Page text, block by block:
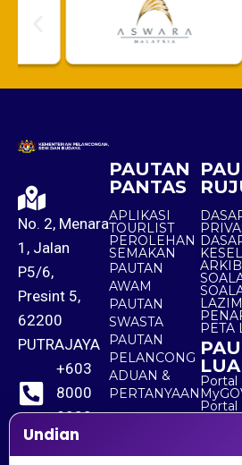
No. 2, Menara
1, Jalan
P5/6,
Presint 5,
62200
PUTRAJAYA
+603
8000
8000
+603
PAUTAN
PANTAS
APLIKASI
TOURLIST
PEROLEHAN
SEMAKAN
PAUTAN
AWAM
PAUTAN
SWASTA
PAUTAN
PELANCONG
ADUAN &
PERTANYAAN
ARKIB
LAZIM
PETA
Portal
Portal
Undian